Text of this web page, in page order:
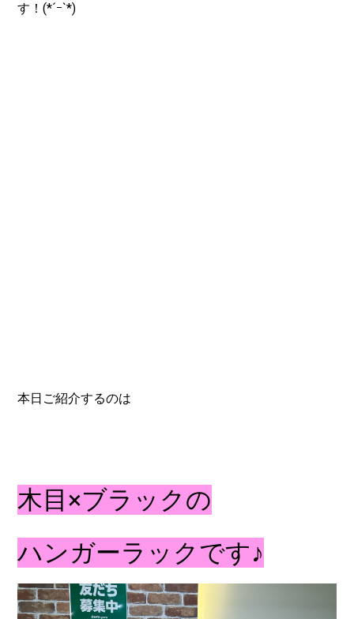
す！(*´ｰ`*)
本日ご紹介するのは
木目×ブラックの
ハンガーラックです♪